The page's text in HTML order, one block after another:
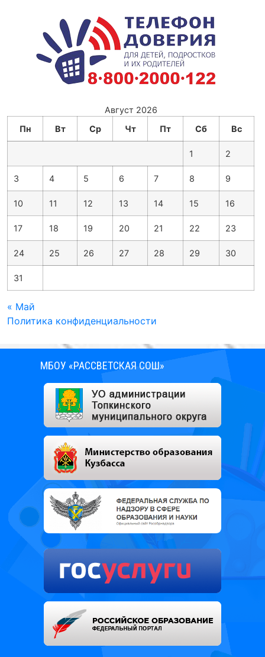
Август 2026
Пн
Вт Ср Чт Пт Сб Вс
1 2
3 4 5 6 7 8 9
10 11 12 13 14 15 16
17 18 19 20 21 22 23
24 25 26 27 28 29 30
31
« Май
Политика конфиденциальности
МБОУ «РАССВЕТСКАЯ СОШ»